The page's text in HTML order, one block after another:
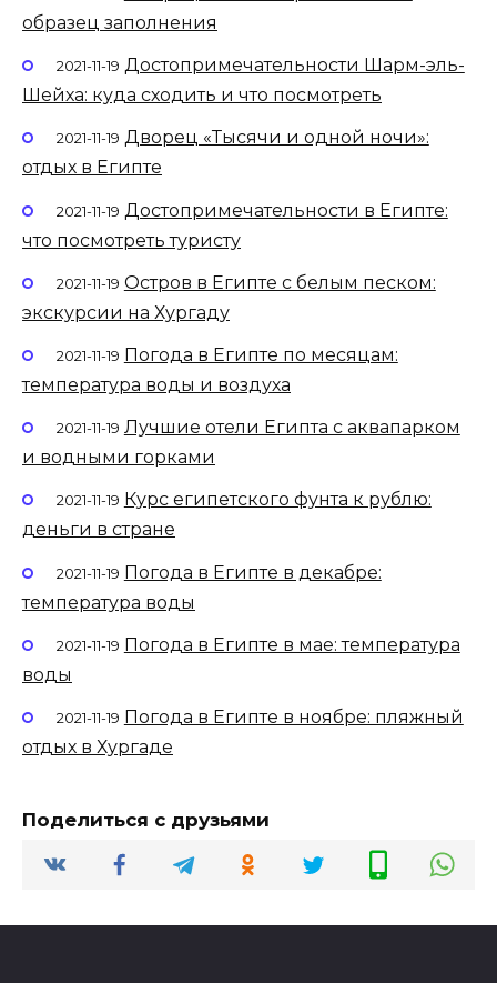
образец заполнения
2021-11-19 Достопримечательности Шарм-эль-
Шейха: куда сходить и что посмотреть
2021-11-19 Дворец «Тысячи и одной ночи»:
отдых в Египте
2021-11-19 Достопримечательности в Египте:
что посмотреть туристу
2021-11-19 Остров в Египте с белым песком:
экскурсии на Хургаду
2021-11-19 Погода в Египте по месяцам:
температура воды и воздуха
2021-11-19 Лучшие отели Египта с аквапарком
и водными горками
2021-11-19 Курс египетского фунта к рублю:
деньги в стране
2021-11-19 Погода в Египте в декабре:
температура воды
2021-11-19 Погода в Египте в мае: температура
воды
2021-11-19 Погода в Египте в ноябре: пляжный
отдых в Хургаде
Поделиться с друзьями